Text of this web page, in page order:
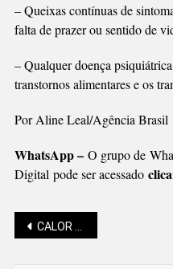
– Queixas contínuas de
falta de prazer ou sentido de
– Qualquer doença
transtornos alimentares e os
Por Aline Leal/Agência Brasil
WhatsApp – O grupo de
Digital pode ser acessado
CALOR VAI MARCAR A SEMANA, CONFORME A PREVISÃO